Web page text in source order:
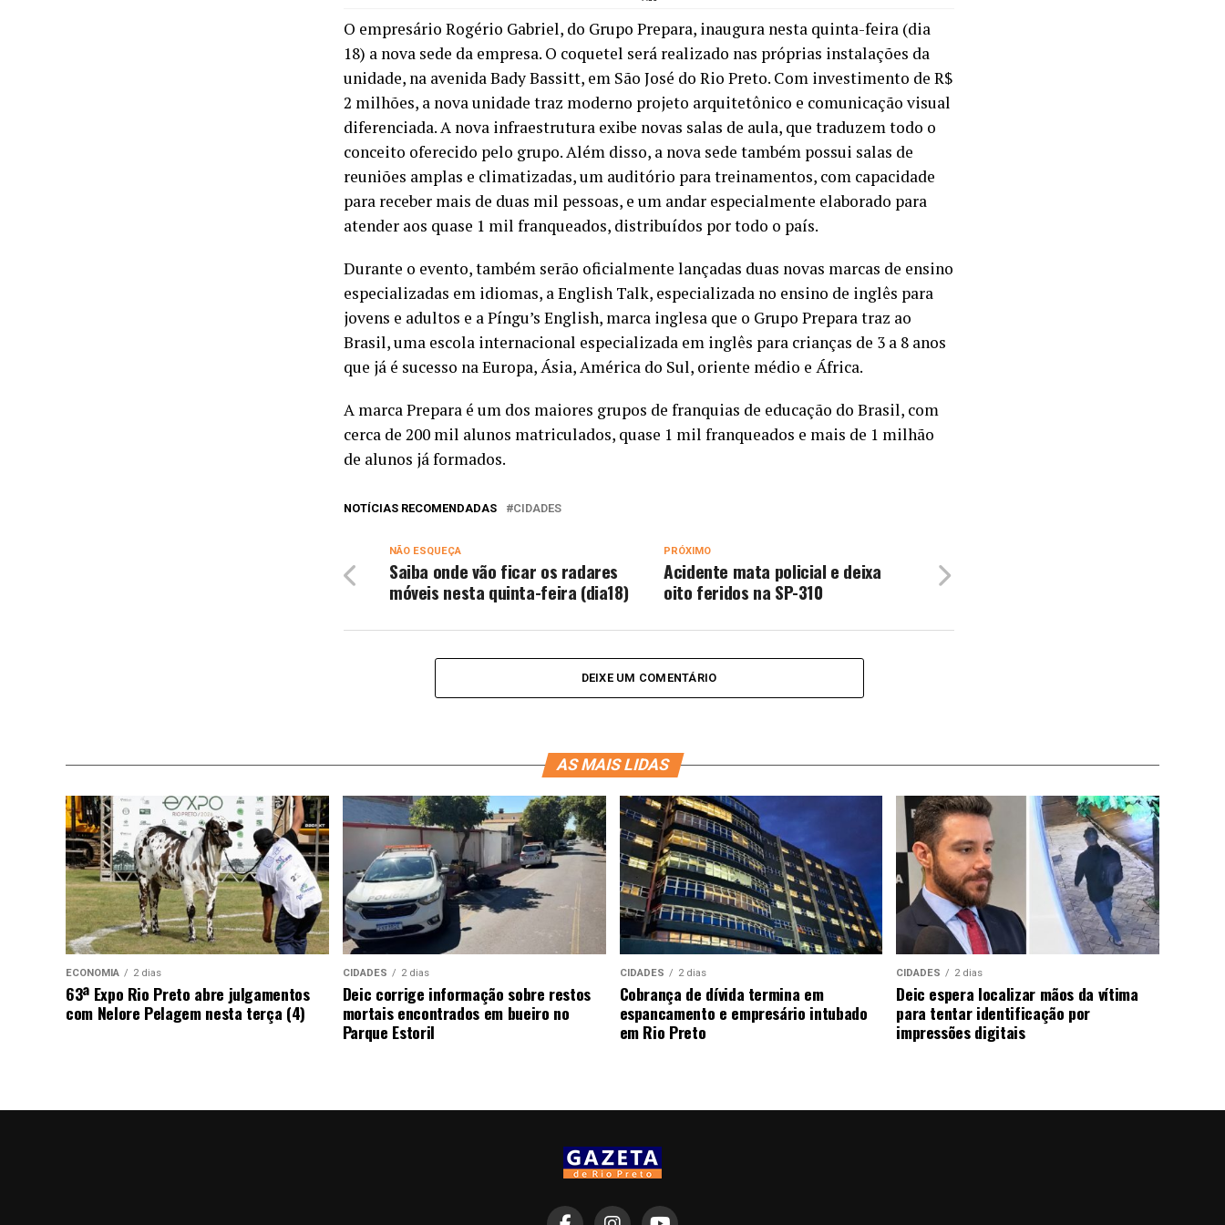
O empresário Rogério Gabriel, do Grupo Prepara, inaugura nesta quinta-feira (dia
18) a nova sede da empresa. O coquetel será realizado nas próprias instalações da
unidade, na avenida Bady Bassitt, em São José do Rio Preto. Com investimento de R$
2 milhões, a nova unidade traz moderno projeto arquitetônico e comunicação visual
diferenciada. A nova infraestrutura exibe novas salas de aula, que traduzem todo o
conceito oferecido pelo grupo. Além disso, a nova sede também possui salas de
reuniões amplas e climatizadas, um auditório para treinamentos, com capacidade
para receber mais de duas mil pessoas, e um andar especialmente elaborado para
atender aos quase 1 mil franqueados, distribuídos por todo o país.
Durante o evento, também serão oficialmente lançadas duas novas marcas de ensino
especializadas em idiomas, a English Talk, especializada no ensino de inglês para
jovens e adultos e a Píngu’s English, marca inglesa que o Grupo Prepara traz ao
Brasil, uma escola internacional especializada em inglês para crianças de 3 a 8 anos
que já é sucesso na Europa, Ásia, América do Sul, oriente médio e África.
A marca Prepara é um dos maiores grupos de franquias de educação do Brasil, com
cerca de 200 mil alunos matriculados, quase 1 mil franqueados e mais de 1 milhão
de alunos já formados.
NOTÍCIAS RECOMENDADAS CIDADES
PRÓXIMO
Acidente mata policial e deixa
oito feridos na SP-310
NÃO ESQUEÇA
Saiba onde vão ficar os radares
móveis nesta quinta-feira (dia18)
DEIXE UM COMENTÁRIO
AS MAIS LIDAS
ECONOMIA 2 dias
63ª Expo Rio Preto abre julgamentos
com Nelore Pelagem nesta terça (4)
CIDADES 2 dias
Deic corrige informação sobre restos
mortais encontrados em bueiro no
Parque Estoril
CIDADES 2 dias
Cobrança de dívida termina em
espancamento e empresário intubado
em Rio Preto
CIDADES 2 dias
Deic espera localizar mãos da vítima
para tentar identificação por
impressões digitais